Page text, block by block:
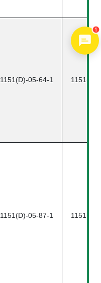
1151(D)-05-64-1
1151(D)-05-87-1
1